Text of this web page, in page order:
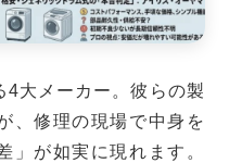
4大メーカー。彼らの製
、修理の現場で中身を
」が如実に現れます。